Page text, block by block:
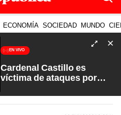
ECONOMÍA SOCIEDAD MUNDO
EN VIVO
Cardenal Castillo es
víctima de ataques por
Verdad a Fondo con Pedro
Salinas